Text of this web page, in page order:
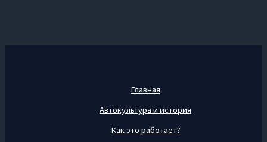
Главная
Автокультура и история
Как это работает?